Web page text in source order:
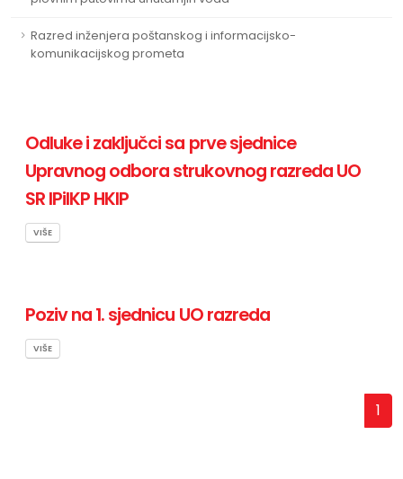
Razred inženjera poštanskog i informacijsko-
komunikacijskog prometa
Odluke i zaključci sa prve sjednice
Upravnog odbora strukovnog razreda UO
SR IPiIKP HKIP
VIŠE
Poziv na 1. sjednicu UO razreda
VIŠE
1